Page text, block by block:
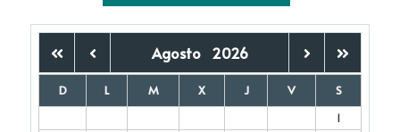
Agosto 2026
D L M X J V
S
1